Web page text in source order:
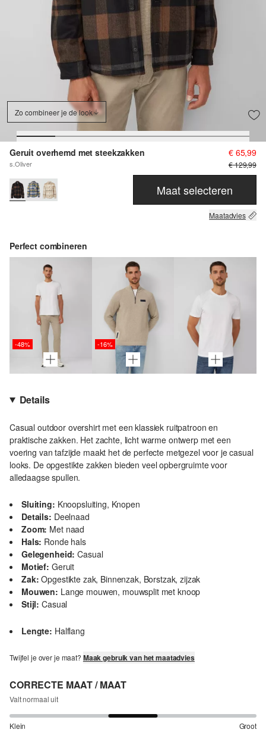
Zo combineer je de look
Geruit overhemd met steekzakken
s.Oliver
€ 65,99
€ 129,99
Maat selecteren
Maatadvies
Perfect combineren
-48% -16%
Details
Casual outdoor overshirt met een klassiek ruitpatroon en
praktische zakken. Het zachte, licht warme ontwerp met een
voering van tafzijde maakt het de perfecte metgezel voor je casual
looks. De opgestikte zakken bieden veel opbergruimte voor
alledaagse spullen.
Sluiting: Knoopsluiting, Knopen
Details: Deelnaad
Zoom: Met naad
Hals: Ronde hals
Gelegenheid: Casual
Motief: Geruit
Zak: Opgestikte zak, Binnenzak, Borstzak, zijzak
Mouwen: Lange mouwen, mouwsplit met knoop
Stijl: Casual
Lengte: Halflang
Twijfel je over je maat? Maak gebruik van het maatadvies
CORRECTE MAAT / MAAT
Valt normaal uit
Klein Groot